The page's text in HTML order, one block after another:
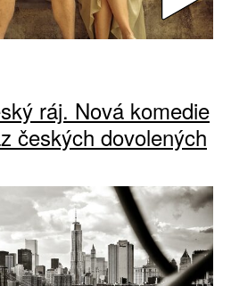
ráj. Nová komedie
českých dovolených